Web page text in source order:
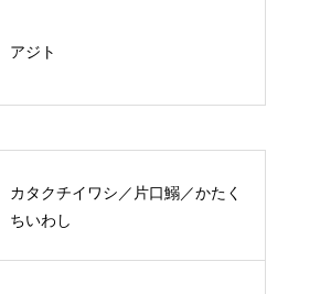
アジト
カタクチイワシ／片口鰯／かたく
ちいわし